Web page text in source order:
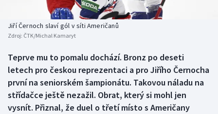
Boby a skeleton
Box
Curling
Dostihy
Aplikace ČT sport
AZ kvíz
Jiří Černoch slaví gól v síti Američanů
Zdroj: ČTK/Michal Kamaryt
Teprve mu to pomalu dochází. Bronz po deseti
letech pro českou reprezentaci a pro Jiřího Černocha
první na seniorském šampionátu. Takovou náladu na
střídačce ještě nezažil. Obrat, který si mohl jen
vysnít. Přiznal, že duel o třetí místo s Američany